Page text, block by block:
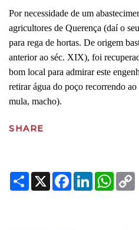
Por necessidade de um
agricultores de Querença (daí o
para rega de hortas. De origem
anterior ao séc. XIX), foi
bom local para admirar este
retirar água do poço recorrendo
mula, macho).
SHARE
Share
X Facebook
LinkedIn